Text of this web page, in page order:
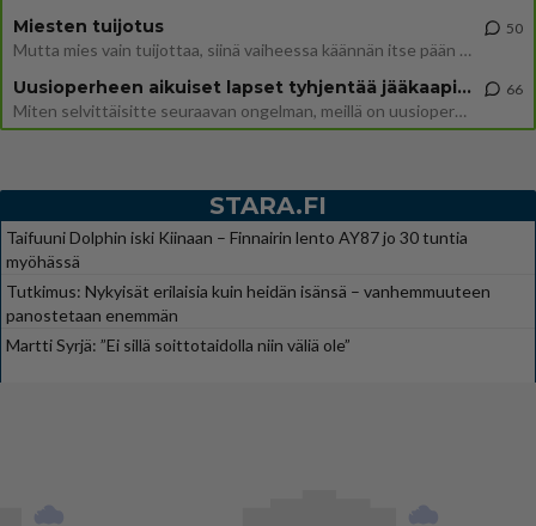
Miesten tuijotus
Mutta mies vain tuijottaa, siinä vaiheessa käännän itse pään pois. Mikä juttu? Yleensä jos joku tuijottaa tai katsoo, hä
50
Uusioperheen aikuiset lapset tyhjentää jääkaapin käydessään
Miten selvittäisitte seuraavan ongelman, meillä on uusioperhe, minulla teini-ikäiset lapset ja puolisolla aikuiset, jotk
66
STARA.FI
Taifuuni Dolphin iski Kiinaan – Finnairin lento AY87 jo 30 tuntia
myöhässä
Tutkimus: Nykyisät erilaisia kuin heidän isänsä – vanhemmuuteen
panostetaan enemmän
Martti Syrjä: ”Ei sillä soittotaidolla niin väliä ole”